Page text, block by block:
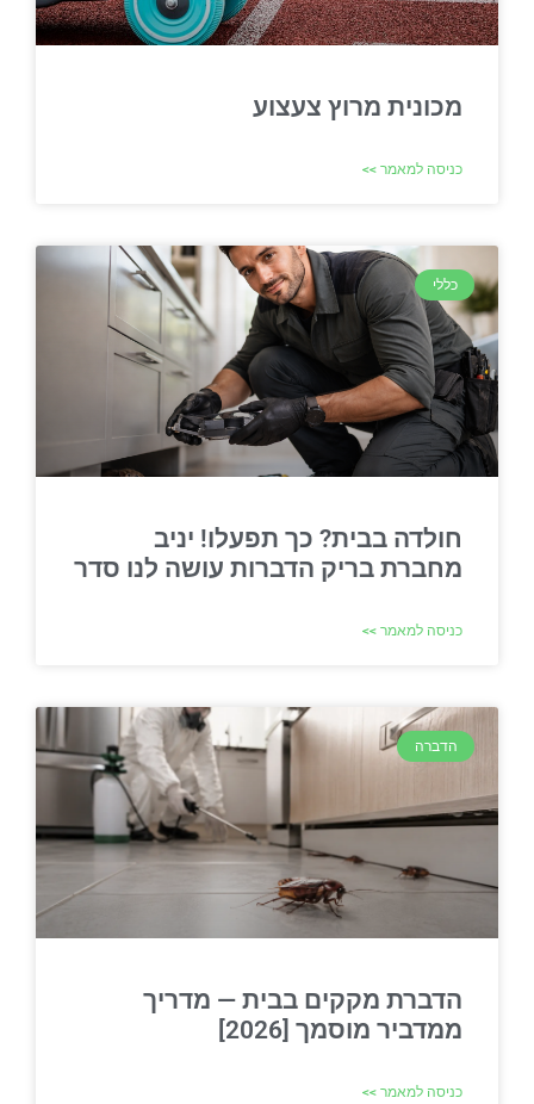
מכונית מרוץ צעצוע
כניסה למאמר >>
כללי
חולדה בבית? כך תפעלו! יניב
מחברת בריק הדברות עושה לנו סדר
כניסה למאמר >>
הדברה
הדברת מקקים בבית — מדריך
ממדביר מוסמך [2026]
כניסה למאמר >>